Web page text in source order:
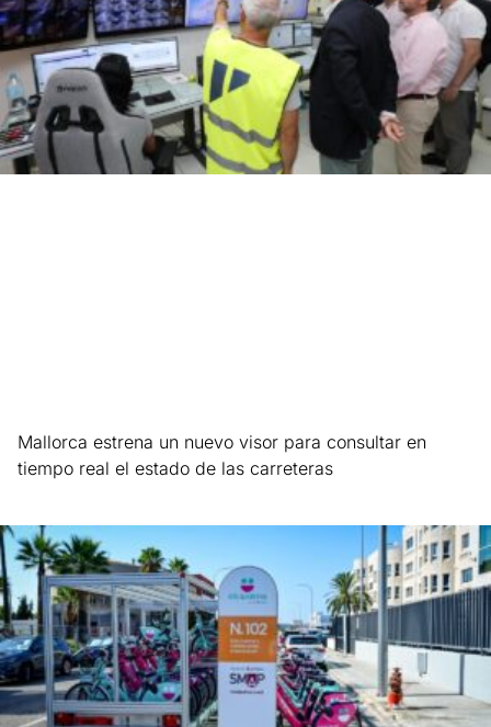
Mallorca estrena un nuevo visor para consultar en
tiempo real el estado de las carreteras